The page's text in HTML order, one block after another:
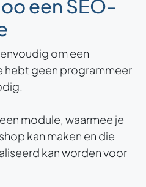
een SEO-
om een
hebt geen programmeer
module, waarmee je
kan maken en die
kan worden voor